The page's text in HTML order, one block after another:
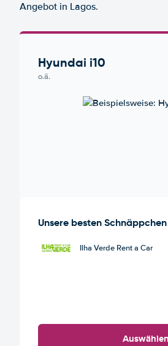
Angebot in Lagos.
Hyundai i10
o.ä.
Unsere besten Schnäppchen
Ilha Verde Rent a Car
Auswählen